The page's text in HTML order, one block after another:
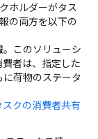
ホルダーがタス
の両方を以下の
。このソリューシ
費者は、指定した
荷物のステータ
スクの消費者共有